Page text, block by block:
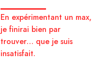
En expérimentant un max,
je finirai bien par
trouver… que je suis
insatisfait.